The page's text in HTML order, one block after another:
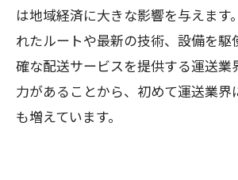
は地域経済に大きな影響を与えます
れたルートや最新の技術、設備を駆
確な配送サービスを提供する運送業
力があることから、初めて運送業界
も増えています。